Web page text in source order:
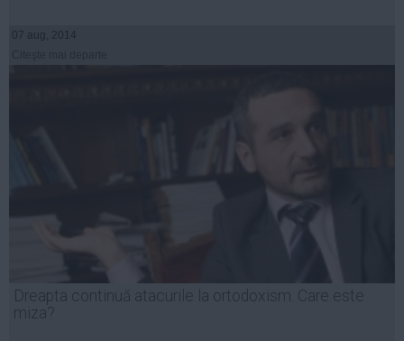
07 aug, 2014
Dreapta continuă atacurile la ortodoxism. Care este
miza?